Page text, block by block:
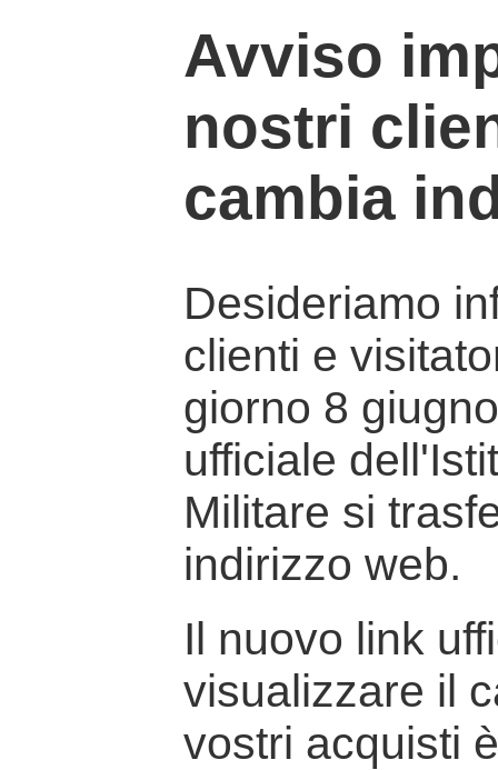
Avviso
nostri
cambia
Desideriamo
clienti e
giorno 8
ufficiale
Militare si
indirizzo web.
Il nuovo link
visualizzare il
vostri acquisti